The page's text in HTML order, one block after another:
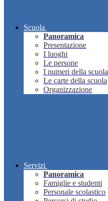
Scuola
Panoramica
Presentazione
I luoghi
Le persone
I numeri della scuola
Le carte della scuola
Organizzazione
Servizi
Panoramica
Famiglie e studenti
Personale scolastico